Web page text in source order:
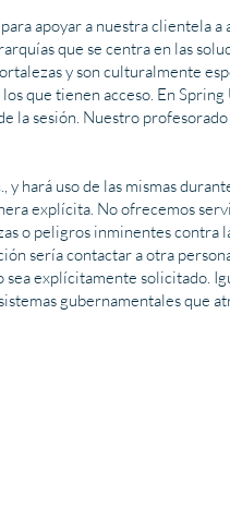
apoyar a nuestra clientela a
que se centra en las
y son culturalmente
que tienen acceso. En
la sesión. Nuestro profesorado
hará uso de las mismas
explícita. No ofrecemos
o peligros inminentes contra
sería contactar a otra
explícitamente solicitado.
gubernamentales que